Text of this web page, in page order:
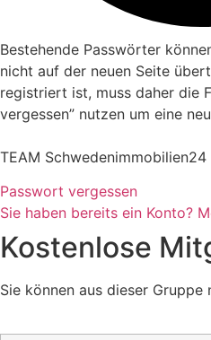
Bestehende Passwörter
nicht auf der neuen Seite
registriert ist, muss daher die
vergessen” nutzen um eine
TEAM Schwedenimmobilien24
Passwort vergessen
Sie haben bereits ein Konto?
Kostenlose
Sie können aus dieser Gruppe